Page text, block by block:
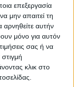
επεξεργασία
μην απαιτεί τη
αυτήν
μόνο για αυτόν
σας ή να
κλικ στο